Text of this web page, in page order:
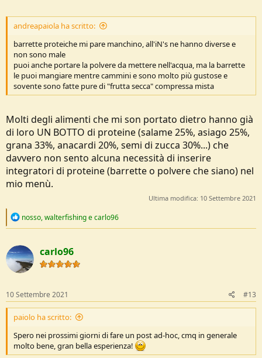
andreapaiola ha scritto:
barrette proteiche mi pare manchino, all'iN's ne hanno diverse e
non sono male
puoi anche portare la polvere da mettere nell'acqua, ma la barrette
le puoi mangiare mentre cammini e sono molto più gustose e
sovente sono fatte pure di "frutta secca" compressa mista
Molti degli alimenti che mi son portato dietro hanno già
di loro UN BOTTO di proteine (salame 25%, asiago 25%,
grana 33%, anacardi 20%, semi di zucca 30%...) che
davvero non sento alcuna necessità di inserire
integratori di proteine (barrette o polvere che siano) nel
mio menù.
Ultima modifica: 10 Settembre 2021
R
c
t
i
o
s
:
nosso,walterfishingecarlo96
carlo96
10 Settembre 2021 #13
paiolo ha scritto:
Spero nei prossimi giorni di fare un post ad-hoc, cmq in generale
molto bene, gran bella esperienza!